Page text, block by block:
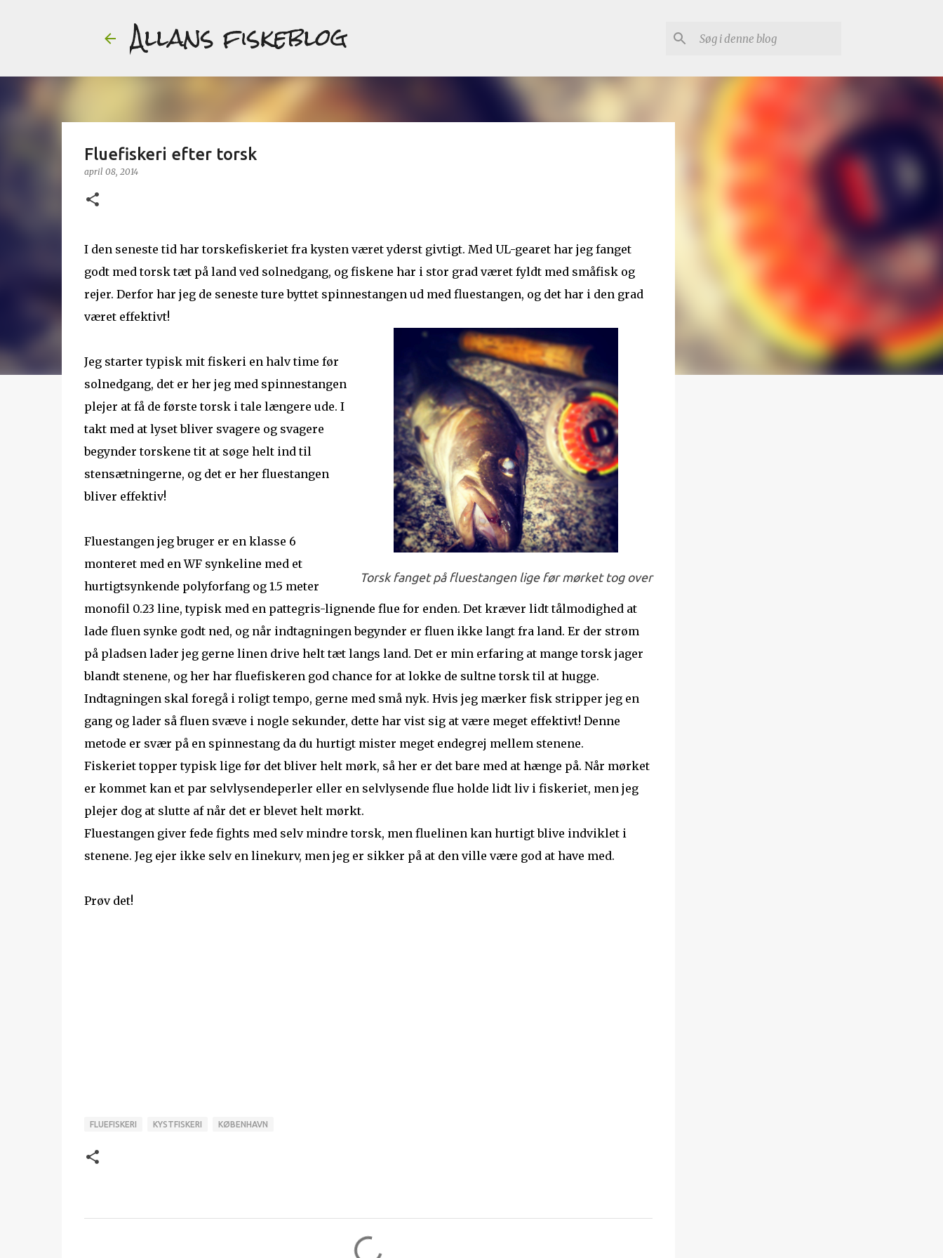
Allans fiskeblog
Fluefiskeri efter torsk
april 08, 2014
I den seneste tid har torskefiskeriet fra kysten været yderst givtigt. Med UL-gearet har jeg fanget
godt med torsk tæt på land ved solnedgang, og fiskene har i stor grad været fyldt med småfisk og
rejer. Derfor har jeg de seneste ture byttet spinnestangen ud med fluestangen, og det har i den grad
været effektivt!
Torsk fanget på fluestangen lige før mørket tog over
Jeg starter typisk mit fiskeri en halv time før
solnedgang, det er her jeg med spinnestangen
plejer at få de første torsk i tale længere ude. I
takt med at lyset bliver svagere og svagere
begynder torskene tit at søge helt ind til
stensætningerne, og det er her fluestangen
bliver effektiv!
Fluestangen jeg bruger er en klasse 6
monteret med en WF synkeline med et
hurtigtsynkende polyforfang og 1.5 meter
monofil 0.23 line, typisk med en pattegris-lignende flue for enden. Det kræver lidt tålmodighed at
lade fluen synke godt ned, og når indtagningen begynder er fluen ikke langt fra land. Er der strøm
på pladsen lader jeg gerne linen drive helt tæt langs land. Det er min erfaring at mange torsk jager
blandt stenene, og her har fluefiskeren god chance for at lokke de sultne torsk til at hugge.
Indtagningen skal foregå i roligt tempo, gerne med små nyk. Hvis jeg mærker fisk stripper jeg en
gang og lader så fluen svæve i nogle sekunder, dette har vist sig at være meget effektivt! Denne
metode er svær på en spinnestang da du hurtigt mister meget endegrej mellem stenene.
Fiskeriet topper typisk lige før det bliver helt mørk, så her er det bare med at hænge på. Når mørket
er kommet kan et par selvlysendeperler eller en selvlysende flue holde lidt liv i fiskeriet, men jeg
plejer dog at slutte af når det er blevet helt mørkt.
Fluestangen giver fede fights med selv mindre torsk, men fluelinen kan hurtigt blive indviklet i
stenene. Jeg ejer ikke selv en linekurv, men jeg er sikker på at den ville være god at have med.
Prøv det!
FLUEFISKERI KYSTFISKERI KØBENHAVN